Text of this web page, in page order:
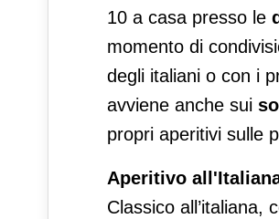
10 a casa presso le
momento di
degli italiani o con i
avviene anche sui
propri aperitivi sulle
Aperitivo
Classico